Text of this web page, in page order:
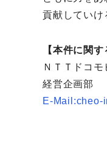
貢献していけ
【本件に関
ＮＴＴドコ
経営企画部
E-Mail:cheo-